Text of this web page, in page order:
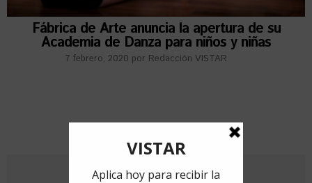
Fábrica de Arte anuncia la apertura de su
Academia de Danza para niños y niñas
7 febrero, 2020 por Redacción VISTAR
ANTERIORES